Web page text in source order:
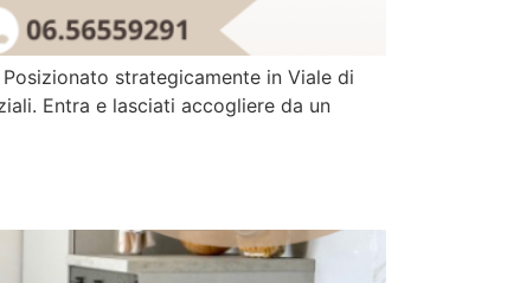
strategicamente in Viale di
Entra e lasciati accogliere da un